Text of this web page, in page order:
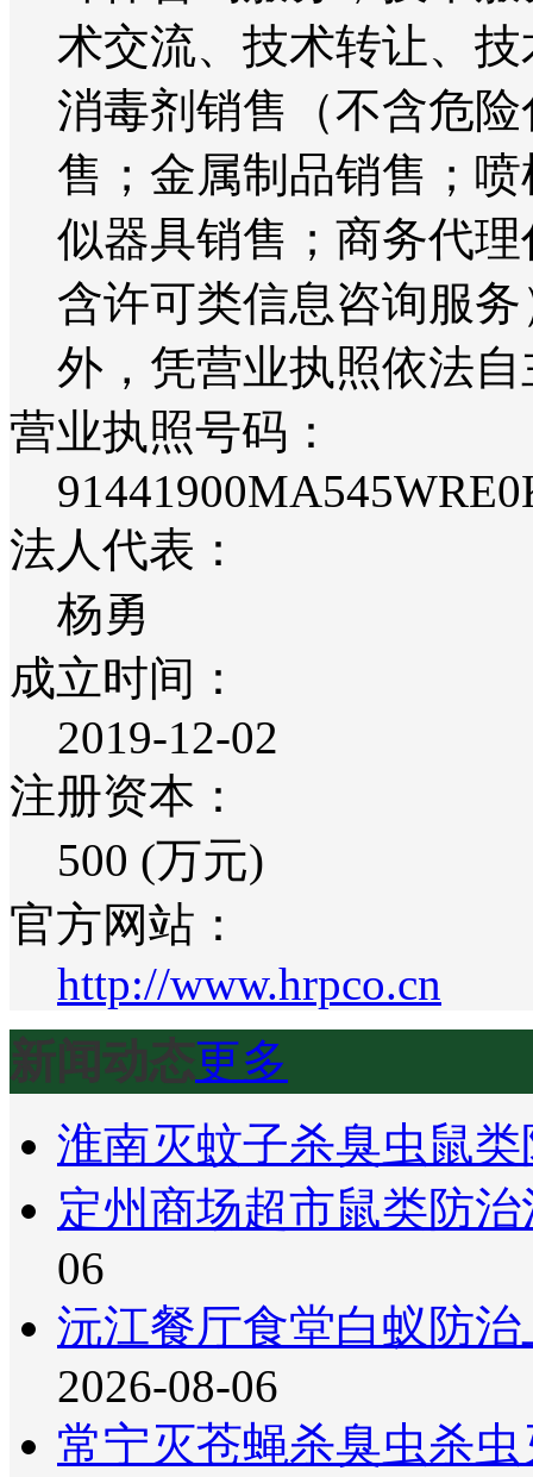
术交流、技术转让、
消毒剂销售（不含危
售；金属制品销售；
似器具销售；商务代
含许可类信息咨询服
外，凭营业执照依法
营业执照号码：
法人代表：
杨勇
成立时间：
2019-12-02
注册资本：
500 (万元)
官方网站：
http://www.hrpco.cn
新闻动态更多
淮南灭蚊子杀臭虫鼠
定州商场超市鼠类防
06
沅江餐厅食堂白蚁防
2026-08-06
常宁灭苍蝇杀臭虫杀